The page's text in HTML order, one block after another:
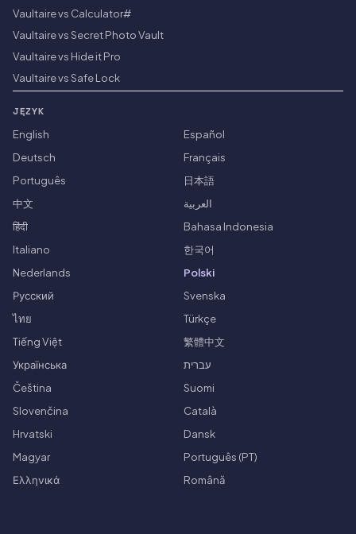
Vaultaire vs Calculator#
Vaultaire vs Secret Photo Vault
Vaultaire vs Hide it Pro
Vaultaire vs Safe Lock
JĘZYK
English
Español
Deutsch
Français
Português
日本語
中文
العربية
हिंदी
Bahasa Indonesia
Italiano
한국어
Nederlands
Polski
Русский
Svenska
ไทย
Türkçe
Tiếng Việt
繁體中文
Українська
עברית
Čeština
Suomi
Slovenčina
Català
Hrvatski
Dansk
Magyar
Português (PT)
Ελληνικά
Română